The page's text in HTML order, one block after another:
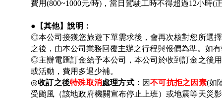
費用(800~1000元/時)，當日駕駛工時不得超過12小時
●【其他】說明：
◎本公司接獲您旅遊下單需求後，會再次核對您所選
之後，由本公司業務回覆主辦之行程與報價為準。如
◎主辦電匯訂金給予本公司，本公司於收到訂金之後
或活動，費用多退少補。
◎收訂之後特殊取消處理方式： 因不可抗拒之因素(如
受颱風（該地政府機關宣布停止上班）或地震等天災